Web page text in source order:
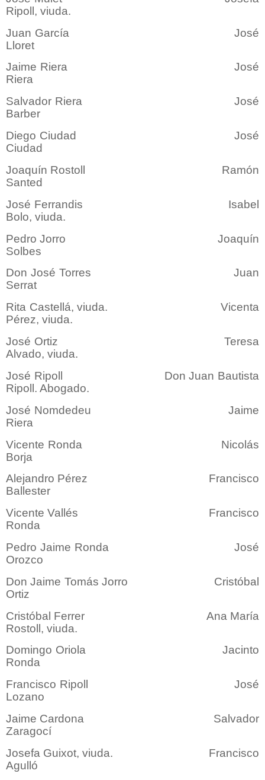
Ripoll, viuda.
Juan García José
Lloret
Jaime Riera José
Riera
Salvador Riera José
Barber
Diego Ciudad José
Ciudad
Joaquín Rostoll Ramón
Santed
José Ferrandis Isabel
Bolo, viuda.
Pedro Jorro Joaquín
Solbes
Don José Torres Juan
Serrat
Rita Castellá, viuda. Vicenta
Pérez, viuda.
José Ortiz Teresa
Alvado, viuda.
José Ripoll Don Juan Bautista
Ripoll. Abogado.
José Nomdedeu Jaime
Riera
Vicente Ronda Nicolás
Borja
Alejandro Pérez Francisco
Ballester
Vicente Vallés Francisco
Ronda
Pedro Jaime Ronda José
Orozco
Don Jaime Tomás Jorro Cristóbal
Ortiz
Cristóbal Ferrer Ana María
Rostoll, viuda.
Domingo Oriola Jacinto
Ronda
Francisco Ripoll José
Lozano
Jaime Cardona Salvador
Zaragocí
Josefa Guixot, viuda. Francisco
Agulló